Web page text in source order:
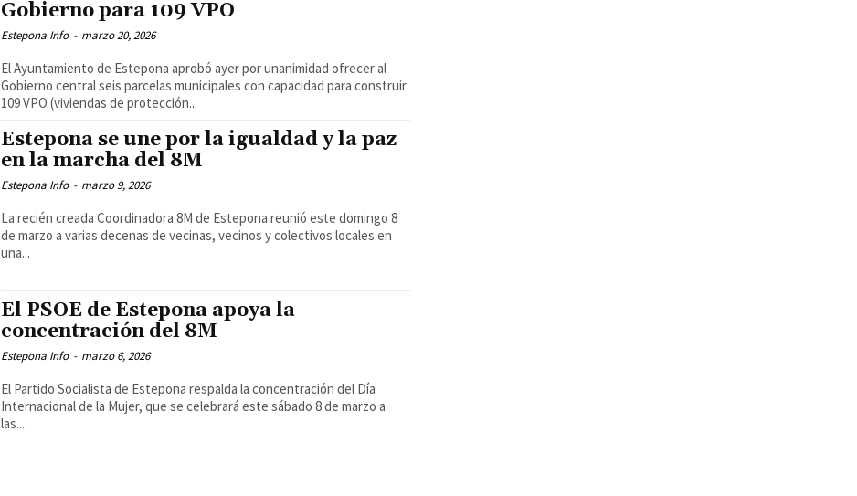
Gobierno para 109 VPO
Estepona Info - marzo 20, 2026
El Ayuntamiento de Estepona aprobó ayer por unanimidad ofrecer al
Gobierno central seis parcelas municipales con capacidad para construir
109 VPO (viviendas de protección...
Estepona se une por la igualdad y la paz
en la marcha del 8M
Estepona Info - marzo 9, 2026
La recién creada Coordinadora 8M de Estepona reunió este domingo 8
de marzo a varias decenas de vecinas, vecinos y colectivos locales en
una...
El PSOE de Estepona apoya la
concentración del 8M
Estepona Info - marzo 6, 2026
El Partido Socialista de Estepona respalda la concentración del Día
Internacional de la Mujer, que se celebrará este sábado 8 de marzo a
las...